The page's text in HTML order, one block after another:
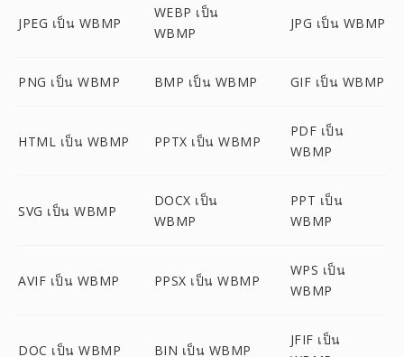
JPEG เป็น WBMP
WEBP เป็น
WBMP
JPG เป็น WBMP
PNG เป็น WBMP BMP เป็น WBMP GIF เป็น WBMP
HTML เป็น WBMP PPTX เป็น WBMP
PDF เป็น
WBMP
SVG เป็น WBMP
DOCX เป็น
WBMP
PPT เป็น
WBMP
AVIF เป็น WBMP PPSX เป็น WBMP
WPS เป็น
WBMP
DOC เป็น WBMP BIN เป็น WBMP
JFIF เป็น